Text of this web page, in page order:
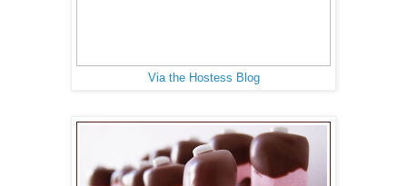
Via the Hostess Blog